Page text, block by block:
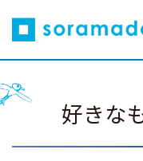
好きな